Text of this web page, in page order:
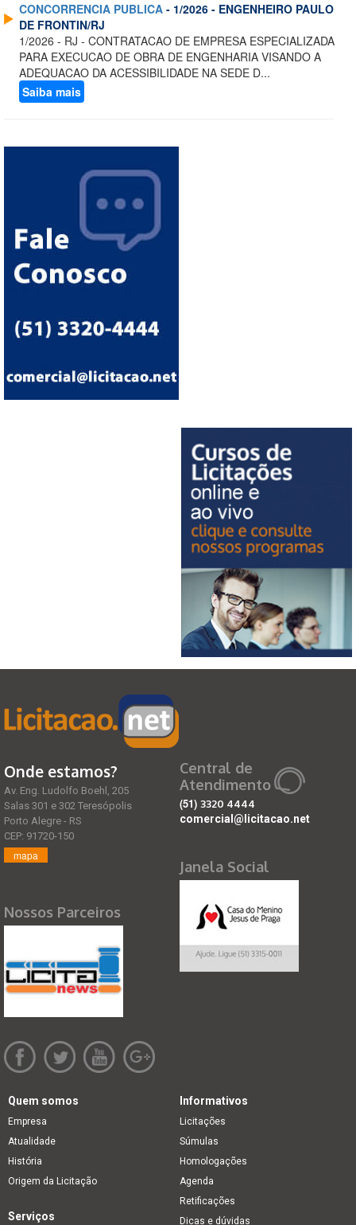
CONCORRENCIA PUBLICA - 1/2026 - ENGENHEIRO PAULO
DE FRONTIN/RJ
1/2026 - RJ - CONTRATACAO DE EMPRESA ESPECIALIZADA
PARA EXECUCAO DE OBRA DE ENGENHARIA VISANDO A
ADEQUACAO DA ACESSIBILIDADE NA SEDE D...
Saiba mais
Onde estamos?
Av. Eng. Ludolfo Boehl, 205
Salas 301 e 302 Teresópolis
Porto Alegre - RS
CEP: 91720-150
mapa
Nossos Parceiros
Central de
Atendimento
(51) 3320 4444
comercial@licitacao.net
Janela Social
Quem somos
Empresa
Atualidade
História
Origem da Licitação
Informativos
Licitações
Súmulas
Homologações
Agenda
Retificações
Dicas e dúvidas
Serviços